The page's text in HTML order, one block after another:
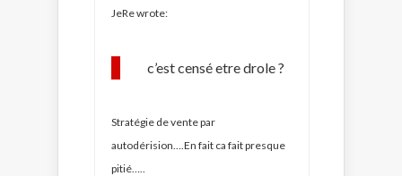
JeRe wrote:
c’est censé etre drole ?
Stratégie de vente par
autodérision….En fait ca fait presque
pitié…..